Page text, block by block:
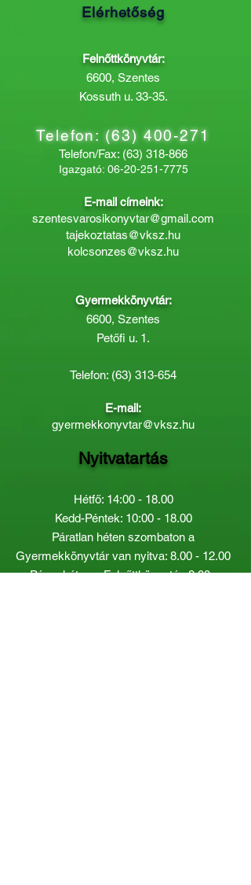
Elérhetőség
Felnőttkönyvtár:
6600, Szentes
Kossuth u. 33-35.
Telefon:(63) 400-271
Telefon/Fax: (63) 318-866
Igazgató: 06-20-251-7775
E-mail címeink:
szentesvarosikonyvtar@gmail.com
tajekoztatas@vksz.hu
kolcsonzes@vksz.hu
Gyermekkönyvtár:
6600, Szentes
Petőfi u. 1.
Telefon: (63) 313-654
E-mail:
gyermekkonyvtar@vksz.hu
Nyitvatartás
Hétfő: 14:00 - 18.00
Kedd-Péntek: 10:00 - 18.00
Páratlan héten szombaton a
Gyermekkönyvtár van nyitva: 8.00 - 12.00
Páros héten a Felnőttkönyvtár:8.00 -